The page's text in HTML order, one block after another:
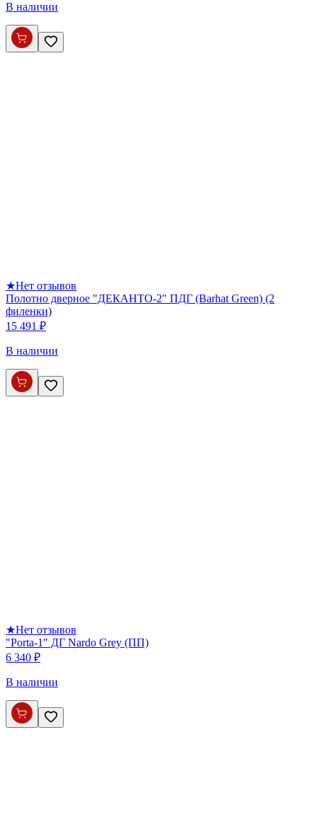
В наличии
★Нет отзывов
Полотно дверное "ДЕКАНТО-2" ПДГ (Barhat Green) (2
филенки)
15 491 ₽
В наличии
★Нет отзывов
"Porta-1" ДГ Nardo Grey (ПП)
6 340 ₽
В наличии